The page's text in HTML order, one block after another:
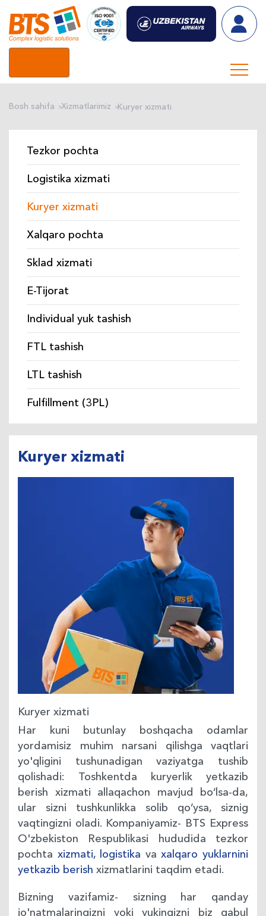
Bosh sahifa Xizmatlarimiz Kuryer xizmati
Tezkor pochta
Logistika xizmati
Kuryer xizmati
Xalqaro pochta
Sklad xizmati
E-Tijorat
Individual yuk tashish
FTL tashish
LTL tashish
Fulfillment (3PL)
Kuryer xizmati
Kuryer xizmati
Har kuni butunlay boshqacha odamlar
yordamisiz muhim narsani qilishga vaqtlari
yo'qligini tushunadigan vaziyatga tushib
qolishadi: Toshkentda kuryerlik yetkazib
berish xizmati allaqachon mavjud bo‘lsa-da,
ular sizni tushkunlikka solib qo‘ysa, siznig
vaqtingizni oladi. Kompaniyamiz- BTS Express
O'zbekiston Respublikasi hududida tezkor
pochta xizmati, logistika vaxalqaro yuklarnini
yetkazib berish xizmatlarini taqdim etadi.
Bizning vazifamiz- sizning har qanday
jo'natmalaringizni yoki yukingizni biz qabul